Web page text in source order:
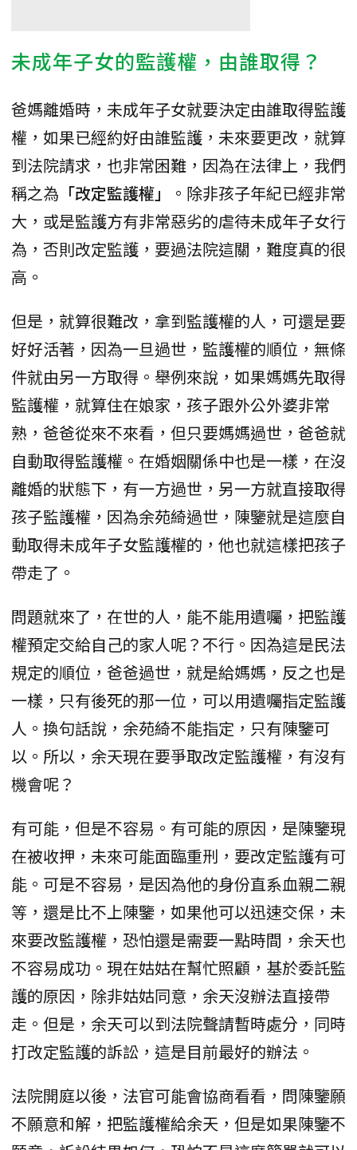
未成年子女的監護權，由誰取得？
爸媽離婚時，未成年子女就要決定由誰取得監護
權，如果已經約好由誰監護，未來要更改，就算
到法院請求，也非常困難，因為在法律上，我們
稱之為 「改定監護權」
。除非孩子年紀已經非常
大，或是監護方有非常惡劣的虐待未成年子女行
為，否則改定監護，要過法院這關，難度真的很
高。
但是，就算很難改，拿到監護權的人，可還是要
好好活著，因為一旦過世，監護權的順位，無條
件就由另一方取得。舉例來說，如果媽媽先取得
監護權，就算住在娘家，孩子跟外公外婆非常
熟，爸爸從來不來看，但只要媽媽過世，爸爸就
自動取得監護權。在婚姻關係中也是一樣，在沒
離婚的狀態下，有一方過世，另一方就直接取得
孩子監護權，因為余苑綺過世，陳鑒就是這麼自
動取得未成年子女監護權的，他也就這樣把孩子
帶走了。
問題就來了，在世的人，能不能用遺囑，把監護
權預定交給自己的家人呢？不行。因為這是民法
規定的順位，爸爸過世，就是給媽媽，反之也是
一樣，只有後死的那一位，可以用遺囑指定監護
人。換句話說，余苑綺不能指定，只有陳鑒可
以。所以，余天現在要爭取改定監護權，有沒有
機會呢？
有可能，但是不容易。有可能的原因，是陳鑒現
在被收押，未來可能面臨重刑，要改定監護有可
能。可是不容易，是因為他的身份直系血親二親
等，還是比不上陳鑒，如果他可以迅速交保，未
來要改監護權，恐怕還是需要一點時間，余天也
不容易成功。現在姑姑在幫忙照顧，基於委託監
護的原因，除非姑姑同意，余天沒辦法直接帶
走。但是，余天可以到法院聲請暫時處分，同時
打改定監護的訴訟，這是目前最好的辦法。
法院開庭以後，法官可能會協商看看，問陳鑒願
不願意和解，把監護權給余天，但是如果陳鑒不